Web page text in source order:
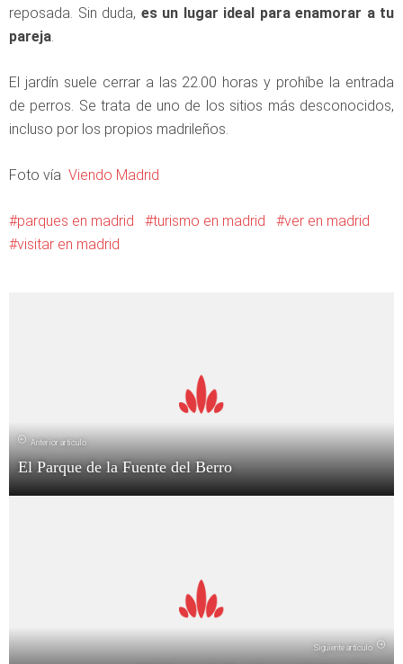
reposada. Sin duda, es un lugar ideal para enamorar a tu
pareja.
El jardín suele cerrar a las 22.00 horas y prohíbe la entrada
de perros. Se trata de uno de los sitios más desconocidos,
incluso por los propios madrileños.
Foto vía Viendo Madrid
parques en madrid turismo en madrid
ver en madrid
visitar en madrid
Anterior artículo
El Parque de la Fuente del Berro
Siguiente artículo